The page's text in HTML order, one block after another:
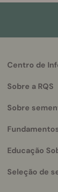
info
Centro de
Sobre a RQS
Sobre
Educação
Seleção de